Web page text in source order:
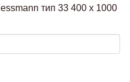
тип 33 400 x 1000